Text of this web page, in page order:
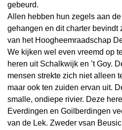
gebeurd.
Allen hebben hun zegels aan
gehangen en dit charter bevindt
van het Hoogheemraadschap
We kijken wel even vreemd op
heren uit Schalkwijk en ’t Goy.
mensen strekte zich niet alleen
maar ook ten zuiden ervan uit.
smalle, ondiepe rivier. Deze
Everdingen en Goilberdingen
van de Lek. Zweder vsan